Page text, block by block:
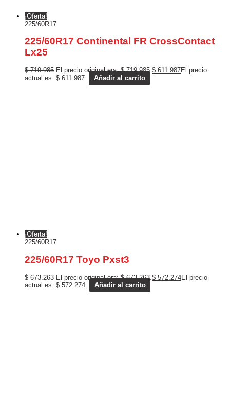
¡Oferta!
225/60R17
225/60R17 Continental FR CrossContact
Lx25
$719.985 El precio original era: $ 719.985.$ 611.987El precio
actual es: $ 611.987.
Añadir al carrito
¡Oferta!
225/60R17
225/60R17 Toyo Pxst3
$673.263 El precio original era: $ 673.263.$ 572.274El precio
actual es: $ 572.274.
Añadir al carrito